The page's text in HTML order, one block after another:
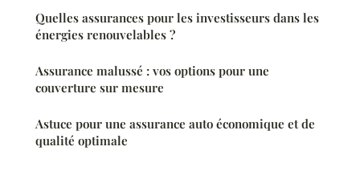
Quelles assurances pour les investisseurs dans les
énergies renouvelables ?
Assurance malussé : vos options pour une
couverture sur mesure
Astuce pour une assurance auto économique et de
qualité optimale